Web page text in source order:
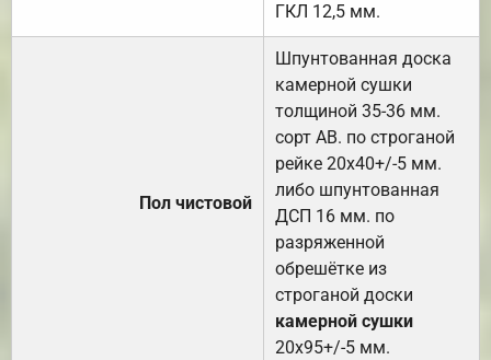
ГКЛ 12,5 мм.
Пол чистовой
Шпунтованная доска
камерной сушки
толщиной 35-36 мм.
сорт АВ. по строганой
рейке 20х40+/-5 мм.
либо шпунтованная
ДСП 16 мм. по
разряженной
обрешётке из
строганой доски
камерной сушки
20х95+/-5 мм.